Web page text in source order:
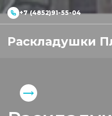
+7 (4852)91-55-04
Раскладушки